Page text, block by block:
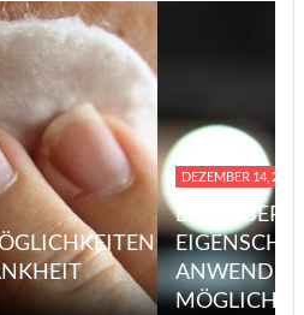
DEZEMBER 14, 2023
EINE
MÖGLICHE